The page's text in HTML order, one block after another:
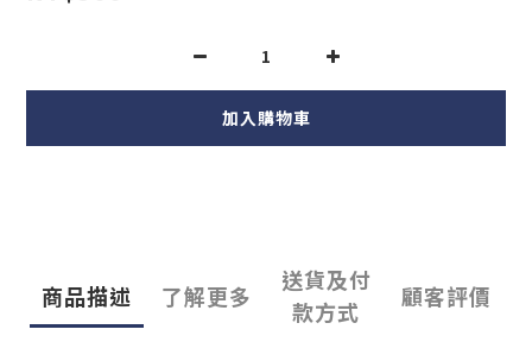
加入購物車
商品描述 了解更多
送貨及付
款方式
顧客評價